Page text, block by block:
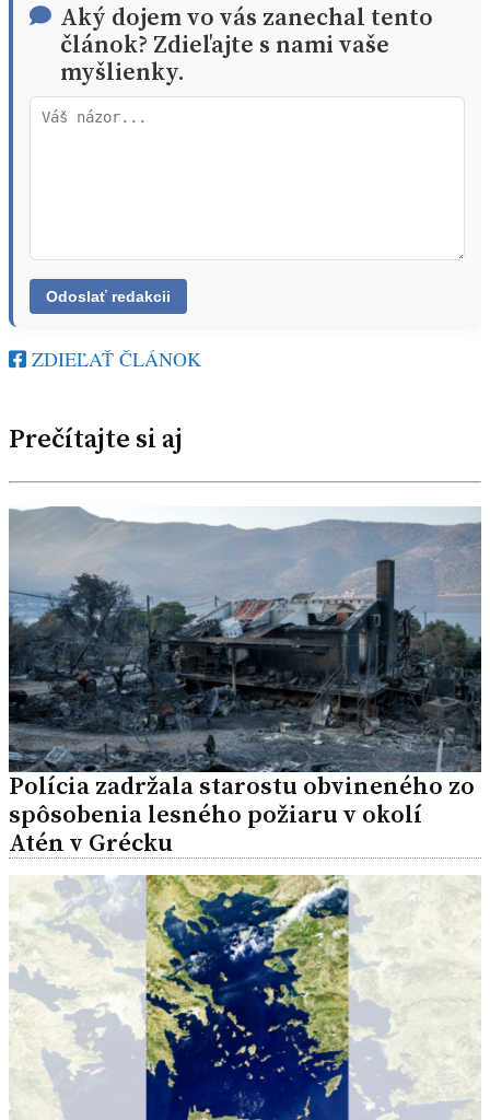
Aký dojem vo vás zanechal tento
článok? Zdieľajte s nami vaše
myšlienky.
ZDIEĽAŤ ČLÁNOK
Prečítajte si aj
Polícia zadržala starostu obvineného zo
spôsobenia lesného požiaru v okolí
Atén v Grécku